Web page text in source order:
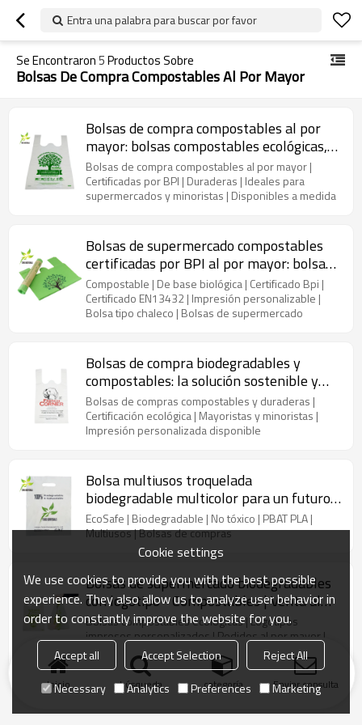
Entra una palabra para buscar por favor
Se Encontraron5Productos Sobre
Bolsas De Compra Compostables Al Por Mayor
Bolsas de compra compostables al por
mayor: bolsas compostables ecológicas,
duraderas y personalizables con
certificación BPI para supermercados y
minoristas, disponibles en todo el mundo
Bolsas de compra compostables al por mayor |
Certificadas por BPI | Duraderas | Ideales para
supermercados y minoristas | Disponibles a medida
Bolsas de supermercado compostables
certificadas por BPI al por mayor: bolsas
de compras de supermercado
personalizadas, ecológicas y duraderas,
MOQ: 500 kg
Compostable | De base biológica | Certificado Bpi |
Certificado EN13432 | Impresión personalizable |
Bolsa tipo chaleco | Bolsas de supermercado
Bolsas de compra biodegradables y
compostables: la solución sostenible y
duradera para minoristas y mayoristas
Bolsas de compras compostables y duraderas |
Certificación ecológica | Mayoristas y minoristas |
Impresión personalizada disponible
Bolsa multiusos troquelada
biodegradable multicolor para un futuro
más verde
EcoSafe | Biodegradable | No tóxico | PBAT PLA |
Multiusos | Bolsas de compras
Bolsas de supermercado biodegradables
con logotipo - Compostables | Venta al
por mayor | Impresión personalizada
para supermercados y minoristas
Bolsas compostables ecológicas | Logotipos
impresos personalizados | Pedidos al por mayor |
Biodegradables certificadas | Duraderas y confiables
Inicio búsqueda categoría Enviar consulta
Cookie settings
We use cookies to provide you with the best possible
experience. They also allow us to analyze user behavior in
order to constantly improve the website for you.
Accept all Accept Selection
Reject All
Necessary
Analytics Preferences Marketing